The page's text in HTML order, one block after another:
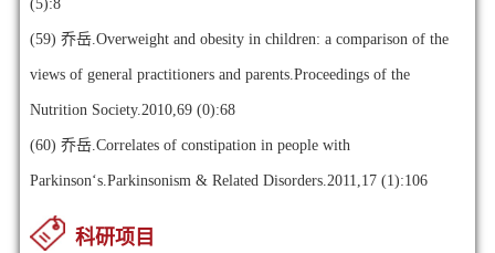
(5):8
(59) 乔岳.Overweight and obesity in children: a comparison of the
views of general practitioners and parents.Proceedings of the
Nutrition Society.2010,69 (0):68
(60) 乔岳.Correlates of constipation in people with
Parkinson‘s.Parkinsonism & Related Disorders.2011,17 (1):106
科研项目